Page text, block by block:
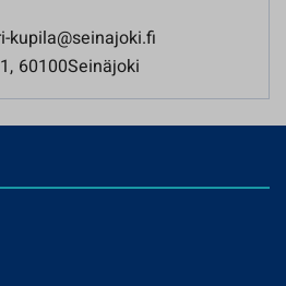
kupila@seinajoki.fi
, 60100Seinäjoki